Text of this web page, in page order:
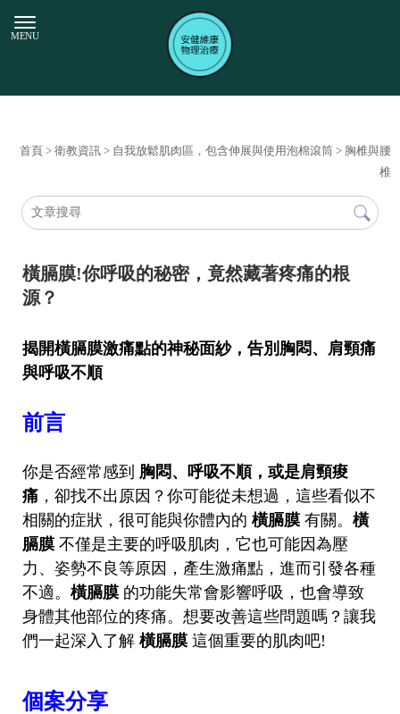
首頁 > 衛教資訊 > 自我放鬆肌肉區，包含伸展與使用泡棉滾筒 > 胸椎與腰
椎
橫膈膜!你呼吸的秘密，竟然藏著疼痛的根
源？
揭開橫膈膜激痛點的神秘面紗，告別胸悶、肩頸痛
與呼吸不順
前言
你是否經常感到 胸悶、呼吸不順，或是肩頸痠
痛 ，卻找不出原因？你可能從未想過，這些看似不
相關的症狀，很可能與你體內的橫膈膜 有關。橫
膈膜 不僅是主要的呼吸肌肉，它也可能因為壓
力、姿勢不良等原因，產生激痛點，進而引發各種
不適。橫膈膜 的功能失常會影響呼吸，也會導致
身體其他部位的疼痛。想要改善這些問題嗎？讓我
們一起深入了解橫膈膜 這個重要的肌肉吧!
個案分享